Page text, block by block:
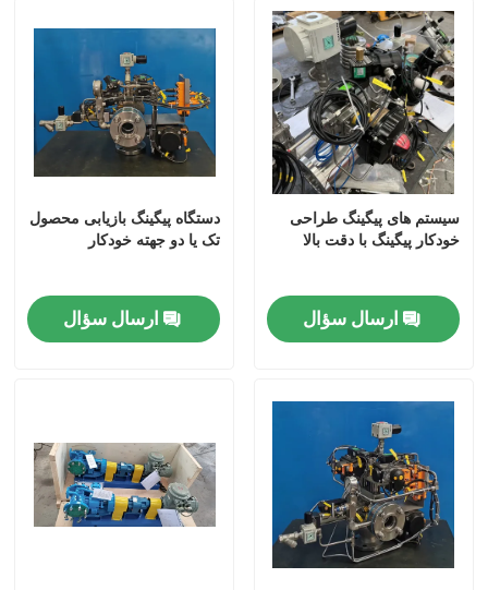
سیستم های پیگینگ طراحی
خودکار پیگینگ با دقت بالا
ارسال سؤال
دستگاه پیگینگ بازیابی محصول
تک یا دو جهته خودکار
ارسال سؤال